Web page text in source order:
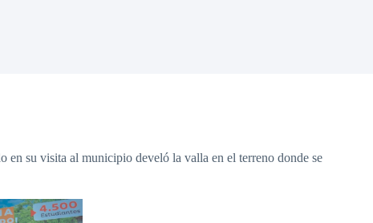
en su visita al municipio develó la valla en el terreno donde se